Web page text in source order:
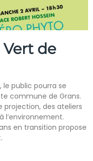
Vert de
le public pourra se
commune de Grans.
projection, des ateliers
l’environnement.
en transition propose